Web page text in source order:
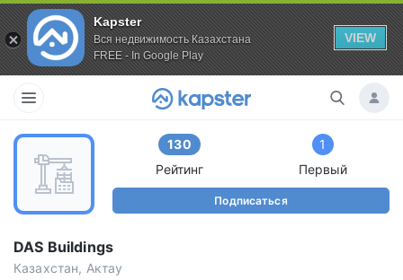
Kapster
Вся недвижимость Казахстана
FREE - In Google Play
VIEW
130
Рейтинг
1
Первый
Подписаться
DAS Buildings
Казахстан, Актау